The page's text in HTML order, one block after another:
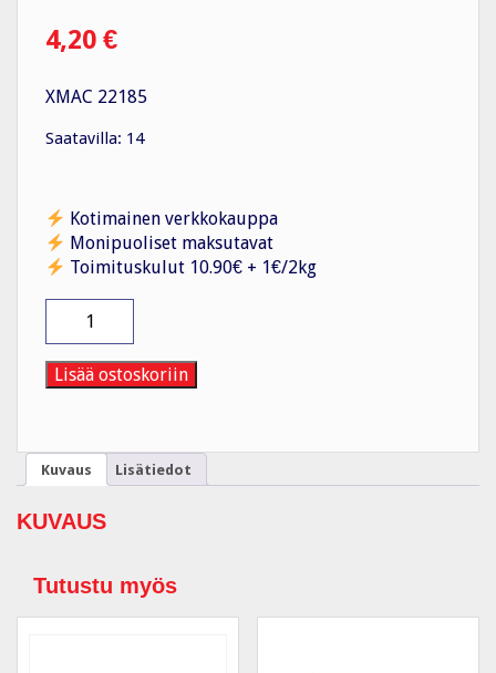
4,20 €
XMAC 22185
Saatavilla: 14
Kotimainen verkkokauppa
Monipuoliset maksutavat
Toimituskulut 10.90€ + 1€/2kg
XMAC
22185
määrä
Lisää ostoskoriin
Kuvaus Lisätiedot
KUVAUS
Tutustu myös